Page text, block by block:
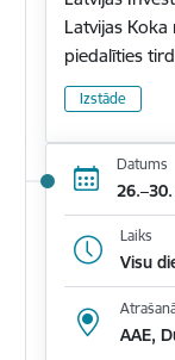
Latvijas
piedalīties
Izstāde
Datums
Laiks
Visu
AAE,